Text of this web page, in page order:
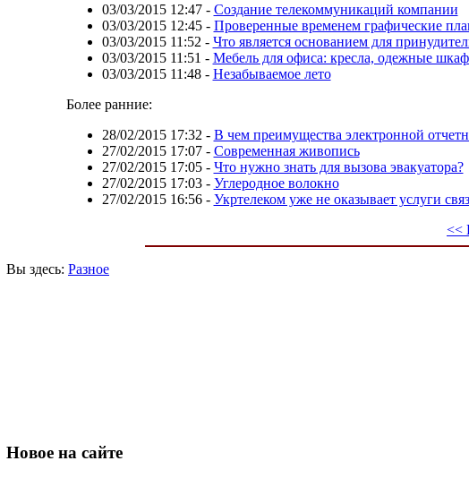
03/03/2015 12:47- Создание телекоммуникаций компании
03/03/2015 12:45- Проверенные временем графические
03/03/2015 11:52 - Что является основанием для
03/03/2015 11:51 - Мебель для офиса: кресла, одежные
03/03/2015 11:48- Незабываемое лето
Более ранние:
28/02/2015 17:32 - В чем преимущества электронной
27/02/2015 17:07- Современная живопись
27/02/2015 17:05- Что нужно знать для вызова эвакуатора?
27/02/2015 17:03- Углеродное волокно
27/02/2015 16:56- Укртелеком уже не оказывает услуги
<<
Вы здесь: Разное
Новое на сайте